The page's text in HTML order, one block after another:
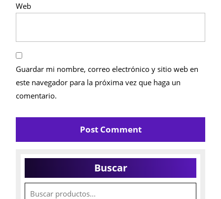
Web
Guardar mi nombre, correo electrónico y sitio web en
este navegador para la próxima vez que haga un
comentario.
Buscar